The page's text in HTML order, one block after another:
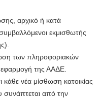
αρχικό ή κατά
εκμισθωτής
των πληροφοριακών
εφαρμογή της ΑΑΔΕ.
νέα μίσθωση κατοικίας
συνάπτεται από την